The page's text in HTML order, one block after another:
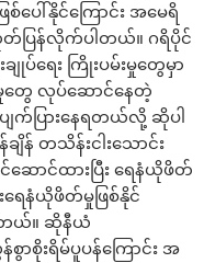
စ်ပေါ်နိုင်ကြောင်း အမေရိ
ပြန်လိုက်ပါတယ်။ ဂရိပိုင်
ရေး ကြိုးပမ်းမှုတွေမှာ
လုပ်ဆောင်နေတဲ့
ျက်ပြားနေရတယ်လို့ ဆိုပါ
န် တသိန်းငါးသောင်း
ောင်ထားပြီး ရေနံယိုဖိတ်
ေနံယိုဖိတ်မှုဖြစ်နိုင်
တယ်။ ဆိုနီယံ
စိုးရိမ်ပူပန်ကြောင်း အ